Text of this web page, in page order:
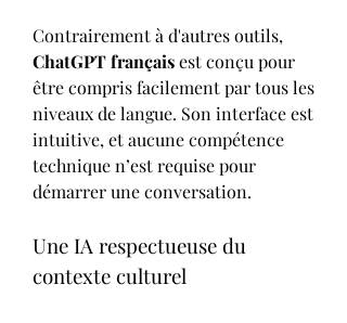
ChatGPT français est conçu pour
être compris facilement par tous les
niveaux de langue. Son interface est
intuitive, et aucune compétence
technique n’est requise pour
démarrer une conversation.
Une IA respectueuse du
contexte culturel